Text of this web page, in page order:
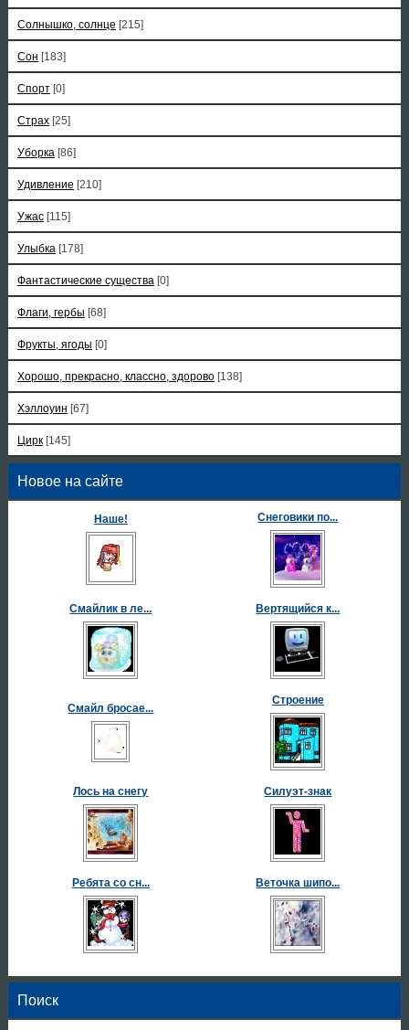
Солнышко, солнце [215]
Сон [183]
Спорт [0]
Страх [25]
Уборка [86]
Удивление [210]
Ужас [115]
Улыбка [178]
Фантастические существа [0]
Флаги, гербы [68]
Фрукты, ягоды [0]
Хорошо, прекрасно, классно, здорово [138]
Хэллоуин [67]
Цирк [145]
Новое на сайте
Наше! Снеговики по...
Смайлик в ле... Вертящийся к...
Смайл бросае...
Строение
Лось на снегу Силуэт-знак
Ребята со сн... Веточка шипо...
Поиск